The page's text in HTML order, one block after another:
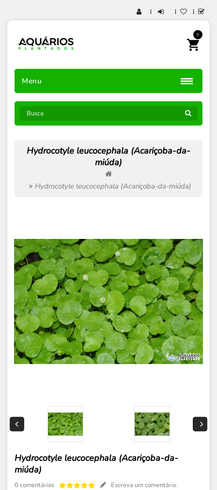
0
Menu
Hydrocotyle leucocephala (Acariçoba-da-
miúda)
Hydrocotyle leucocephala (Acariçoba-da-miúda)
Hydrocotyle leucocephala (Acariçoba-da-
miúda)
0 comentários Escreva um comentário